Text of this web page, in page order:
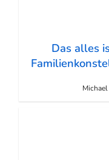
Das alles